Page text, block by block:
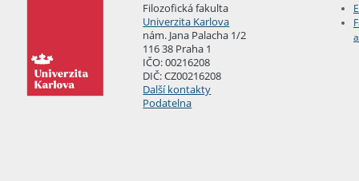
Filozofická fakulta
Univerzita Karlova
nám. Jana Palacha 1/2
116 38 Praha 1
IČO: 00216208
DIČ: CZ00216208
Další kontakty
Podatelna